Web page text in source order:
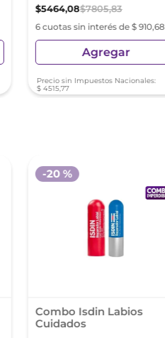
$5464,08$7805,83
6 cuotas sin interés de $ 910,68
Agregar
Precio sin Impuestos Nacionales:
$ 4515,77
Combo Isdin Labios
Cuidados
-20 %